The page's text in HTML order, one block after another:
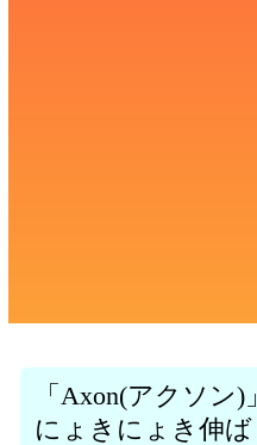
「Axon(アクソ
にょきにょき伸